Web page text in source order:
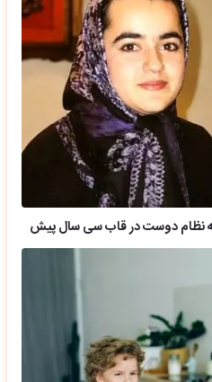
نظام دوست در قاب سی سال پیش